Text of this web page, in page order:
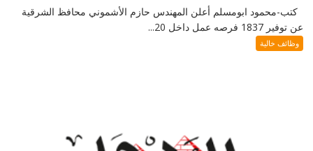
كتب-محمود ابومسلم أعلن المهندس حازم الأشموني محافظ الشرقية
عن توفير 1837 فرصه عمل داخل 20...
وظائف خالية